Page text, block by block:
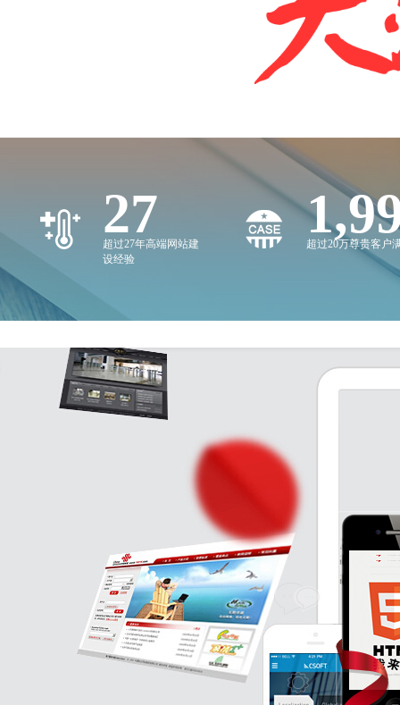
27
超过27年高端网站建
设经验
超过20万尊贵客户